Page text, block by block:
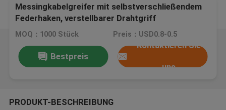
Messingkabelgreifer mit selbstverschließendem
Federhaken, verstellbarer Drahtgriff
MOQ：1000 Stück Preis：USD0.8-0.5
Bestpreis
Kontaktieren Sie
uns
PRODUKT-BESCHREIBUNG